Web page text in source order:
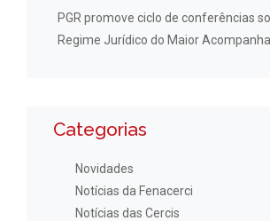
PGR promove ciclo de conferências
Regime Jurídico do Maior
Categorias
Novidades
Notícias da Fenacerci
Notícias das Cercis